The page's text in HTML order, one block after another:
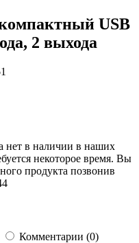
USB
2 выхода
нет в наличии в наших
некоторое время. Вы
продукта позвонив
Комментарии (0)